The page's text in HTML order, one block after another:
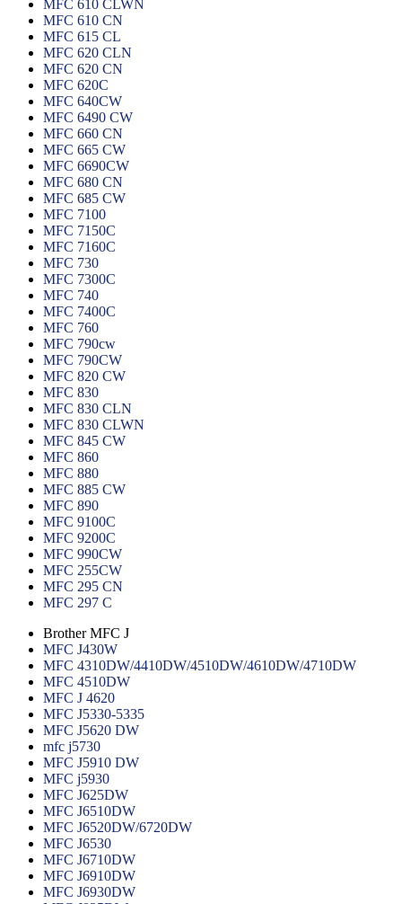
MFC 610 CLWN
MFC 610 CN
MFC 615 CL
MFC 620 CLN
MFC 620 CN
MFC 620C
MFC 640CW
MFC 6490 CW
MFC 660 CN
MFC 665 CW
MFC 6690CW
MFC 680 CN
MFC 685 CW
MFC 7100
MFC 7150C
MFC 7160C
MFC 730
MFC 7300C
MFC 740
MFC 7400C
MFC 760
MFC 790cw
MFC 790CW
MFC 820 CW
MFC 830
MFC 830 CLN
MFC 830 CLWN
MFC 845 CW
MFC 860
MFC 880
MFC 885 CW
MFC 890
MFC 9100C
MFC 9200C
MFC 990CW
MFC 255CW
MFC 295 CN
MFC 297 C
Brother MFC J
MFC J430W
MFC 4310DW/4410DW/4510DW/4610DW/4710DW
MFC 4510DW
MFC J 4620
MFC J5330-5335
MFC J5620 DW
mfc j5730
MFC J5910 DW
MFC j5930
MFC J625DW
MFC J6510DW
MFC J6520DW/6720DW
MFC J6530
MFC J6710DW
MFC J6910DW
MFC J6930DW